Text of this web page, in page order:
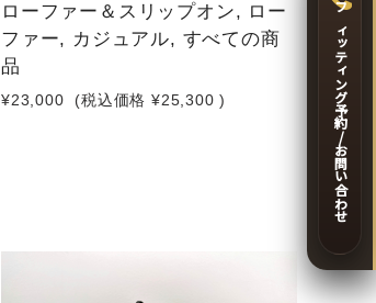
ローファー＆スリップオン, ロー
ファー, カジュアル, すべての商
品
¥23,000 (税込価格 ¥25,300 ) フィッティング予約/お問い合わせ